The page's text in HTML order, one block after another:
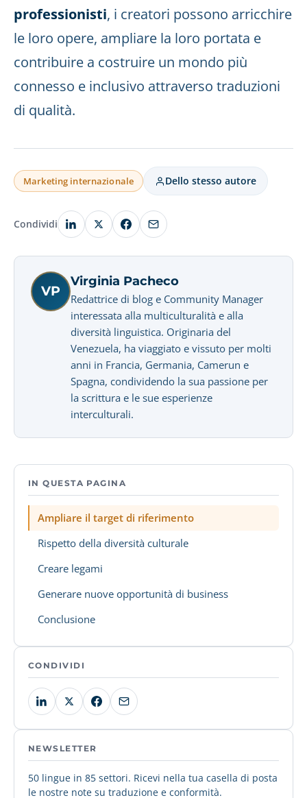
professionisti, i creatori possono arricchire
le loro opere, ampliare la loro portata e
contribuire a costruire un mondo più
connesso e inclusivo attraverso traduzioni
di qualità.
Marketing internazionale Dello stesso autore
Condividi
VP
Virginia Pacheco
Redattrice di blog e Community Manager
interessata alla multiculturalità e alla
diversità linguistica. Originaria del
Venezuela, ha viaggiato e vissuto per molti
anni in Francia, Germania, Camerun e
Spagna, condividendo la sua passione per
la scrittura e le sue esperienze
interculturali.
IN QUESTA PAGINA
Ampliare il target di riferimento
Rispetto della diversità culturale
Creare legami
Generare nuove opportunità di business
Conclusione
CONDIVIDI
NEWSLETTER
50 lingue in 85 settori. Ricevi nella tua casella di posta
le nostre note su traduzione e conformità.